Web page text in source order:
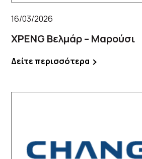
16/03/2026
XPENG Βελμάρ – Μαρούσι
Δείτε περισσότερα